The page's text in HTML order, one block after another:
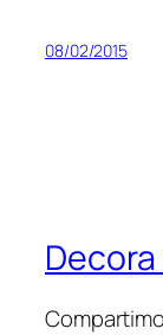
08/02/2015